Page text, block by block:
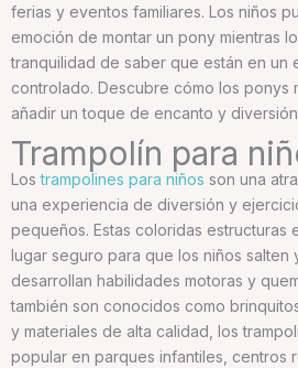
ferias y eventos familiares. Los niños
emoción de montar un pony mientras
tranquilidad de saber que están en un
controlado. Descubre cómo los ponys
añadir un toque de encanto y
Trampolín para
Lostrampolines para niños son una
una experiencia de diversión y
pequeños. Estas coloridas estructuras
lugar seguro para que los niños salten
desarrollan habilidades motoras y
también son conocidos como
y materiales de alta calidad, los
popular en parques infantiles, centros